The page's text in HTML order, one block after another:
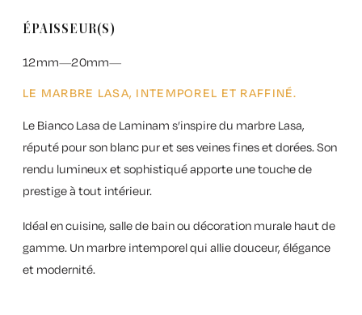
ÉPAISSEUR(S)
12mm 20mm
LE MARBRE LASA, INTEMPOREL ET RAFFINÉ.
Le Bianco Lasa de Laminam s’inspire du marbre Lasa,
réputé pour son blanc pur et ses veines fines et dorées. Son
rendu lumineux et sophistiqué apporte une touche de
prestige à tout intérieur.
Idéal en cuisine, salle de bain ou décoration murale haut de
gamme. Un marbre intemporel qui allie douceur, élégance
et modernité.